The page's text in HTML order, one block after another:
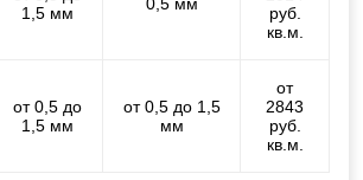
1,5 мм
руб.
кв.м.
от 0,5 до
1,5 мм
от 0,5 до 1,5
мм
от
2843
руб.
кв.м.